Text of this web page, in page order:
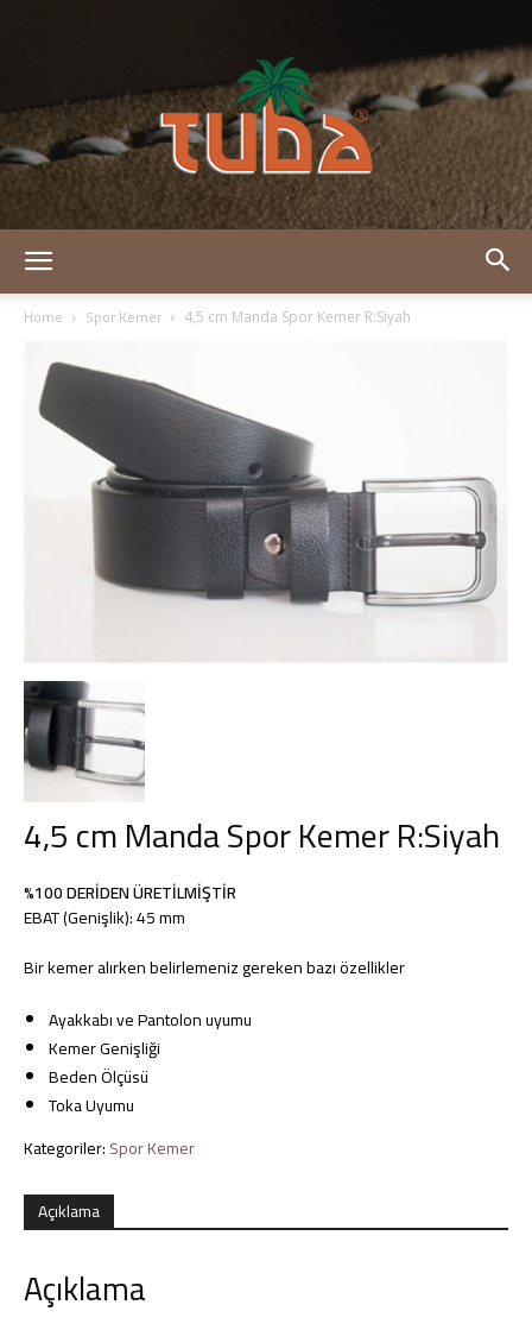
Tuba
–
Deri
Kemer,
ve
Home Spor Kemer 4,5 cm Manda Spor Kemer R:Siyah
4,5 cm Manda Spor Kemer R:Siyah
%100 DERİDEN ÜRETİLMİŞTİR
EBAT (Genişlik): 45 mm
Bir kemer alırken belirlemeniz gereken bazı özellikler
Ayakkabı ve Pantolon uyumu
Kemer Genişliği
Beden Ölçüsü
Toka Uyumu
Kategoriler:Spor Kemer
Açıklama
Açıklama